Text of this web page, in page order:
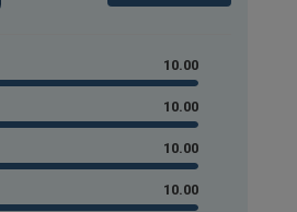
10.00
10.00
10.00
10.00